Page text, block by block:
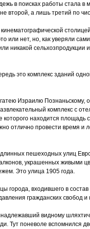
в поисках работы стала в
второй, а лишь третий по
или нет, но, как уверяли
никакой
это комплекс зданий
Израилю Познаньскому,
комплекс с
которого находится
отлично провести время и
пешеходных улиц
украшенных живыми
Это улица 1905 года.
города, входившего в
гражданских свобод
видному
Тут поневоле вспомнился